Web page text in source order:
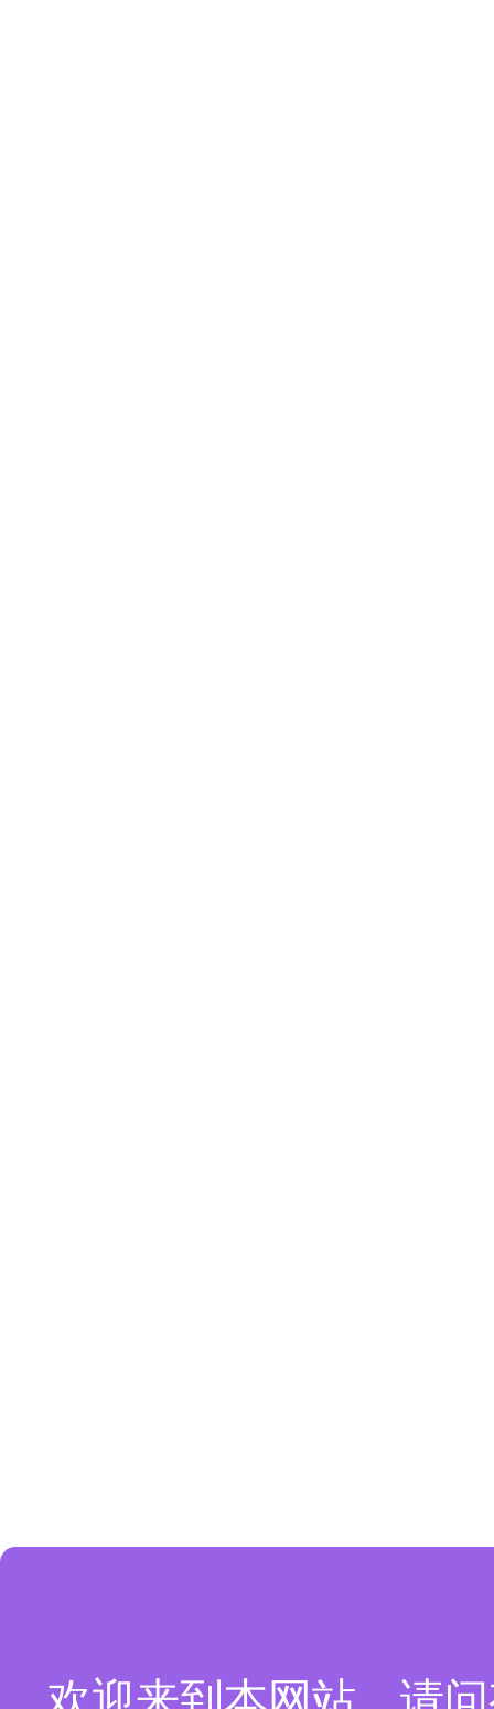
欢迎来到本网站，请